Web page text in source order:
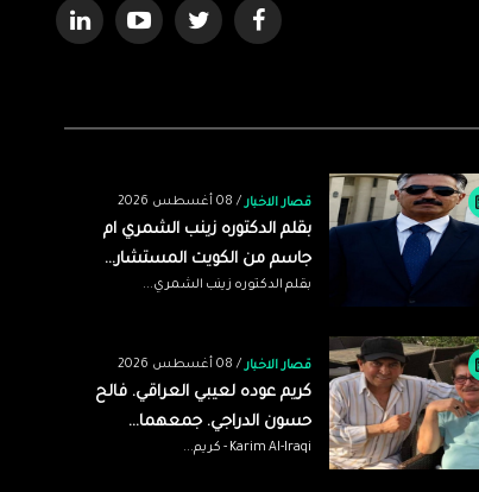
قصار الاخبار / 08 أغسطس 2026
بقلم الدكتوره زينب الشمري ام
جاسم من الكويت المستشار...
بقلم الدكتوره زينب الشمري...
قصار الاخبار / 08 أغسطس 2026
كريم عوده لعيبي العراقي. فالح
حسون الدراجي. جمعهما...
Karim Al-Iraqi - كريم...